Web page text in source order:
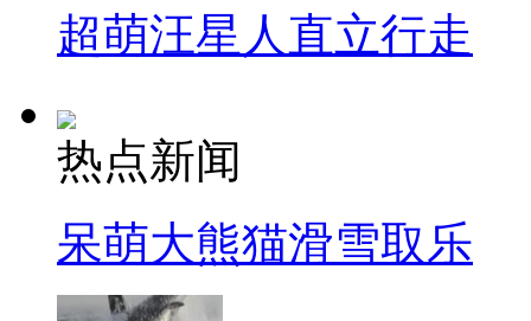
超萌汪星人直立行走
热点新闻
呆萌大熊猫滑雪取乐